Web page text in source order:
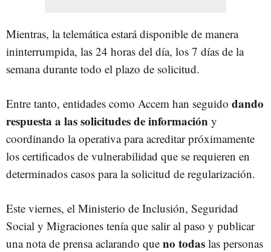
Mientras, la telemática estará disponible de manera
ininterrumpida, las 24 horas del día, los 7 días de la
semana durante todo el plazo de solicitud.
Entre tanto, entidades como Accem han seguido dando
respuesta a las solicitudes de información y
coordinando la operativa para acreditar próximamente
los certificados de vulnerabilidad que se requieren en
determinados casos para la solicitud de regularización.
Este viernes, el Ministerio de Inclusión, Seguridad
Social y Migraciones tenía que salir al paso y publicar
una nota de prensa aclarando que no todas las personas